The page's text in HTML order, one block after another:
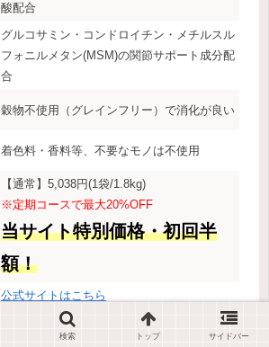
酸配合
グルコサミン・コンドロイチン・メチルスル
フォニルメタン(MSM)の関節サポート成分配
合
穀物不使用（グレインフリー）で消化が良い
着色料・香料等、不要なモノは不使用
【通常】5,038円(1袋/1.8kg)
※定期コースで最大20%OFF
当サイト特別価格・初回半
額！
公式サイトはこちら
検索 トップ サイドバー